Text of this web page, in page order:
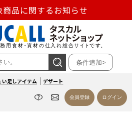
商品に関するお知らせ
による商品出荷停止のお知らせ
る地震の影響によるお荷物のお
遅延について
条件追加>
い足しアイテム デザート
会員登録 ログイン